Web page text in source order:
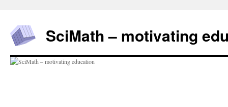
indhold
SciMath – motivating